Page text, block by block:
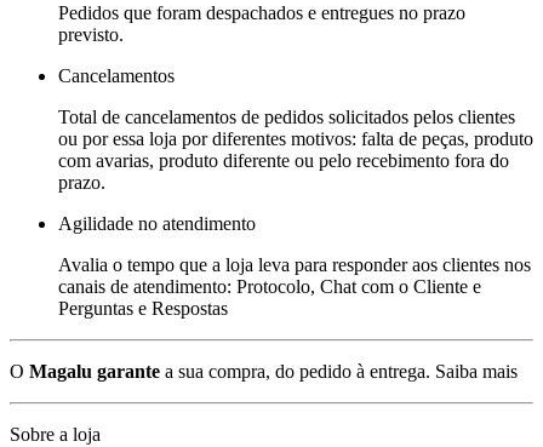
Pedidos que foram despachados e entregues no prazo
previsto.
Cancelamentos
Total de cancelamentos de pedidos solicitados pelos clientes
ou por essa loja por diferentes motivos: falta de peças, produto
com avarias, produto diferente ou pelo recebimento fora do
prazo.
Agilidade no atendimento
Avalia o tempo que a loja leva para responder aos clientes nos
canais de atendimento: Protocolo, Chat com o Cliente e
Perguntas e Respostas
O Magalu garante a sua compra, do pedido à entrega. Saiba mais
Sobre a loja